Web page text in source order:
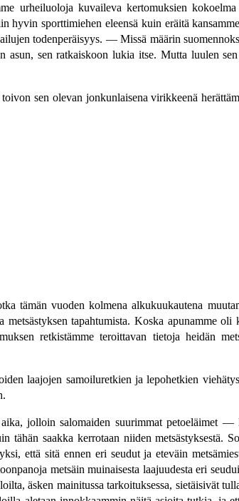
urheiluoloja kuvaileva kertomuksien
hyvin sporttimiehen eleensä kuin eräitä
todenperäisyys. — Missä määrin
sen ratkaiskoon lukia itse. Mutta luulen
sen olevan jonkunlaisena virikkeenä
tämän vuoden kolmena alkukuukautena
tapahtumista. Koska apunamme oli
retkistämme teroittavan tietoja heidän
laajojen samoiluretkien ja lepohetkien
aika, jolloin salomaiden suurimmat petoeläimet
saakka kerrotaan niiden metsästyksestä.
että sitä ennen eri seudut ja eteväin
metsäin muinaisesta laajuudesta eri
äsken mainitussa tarkoituksessa, sietäisivät